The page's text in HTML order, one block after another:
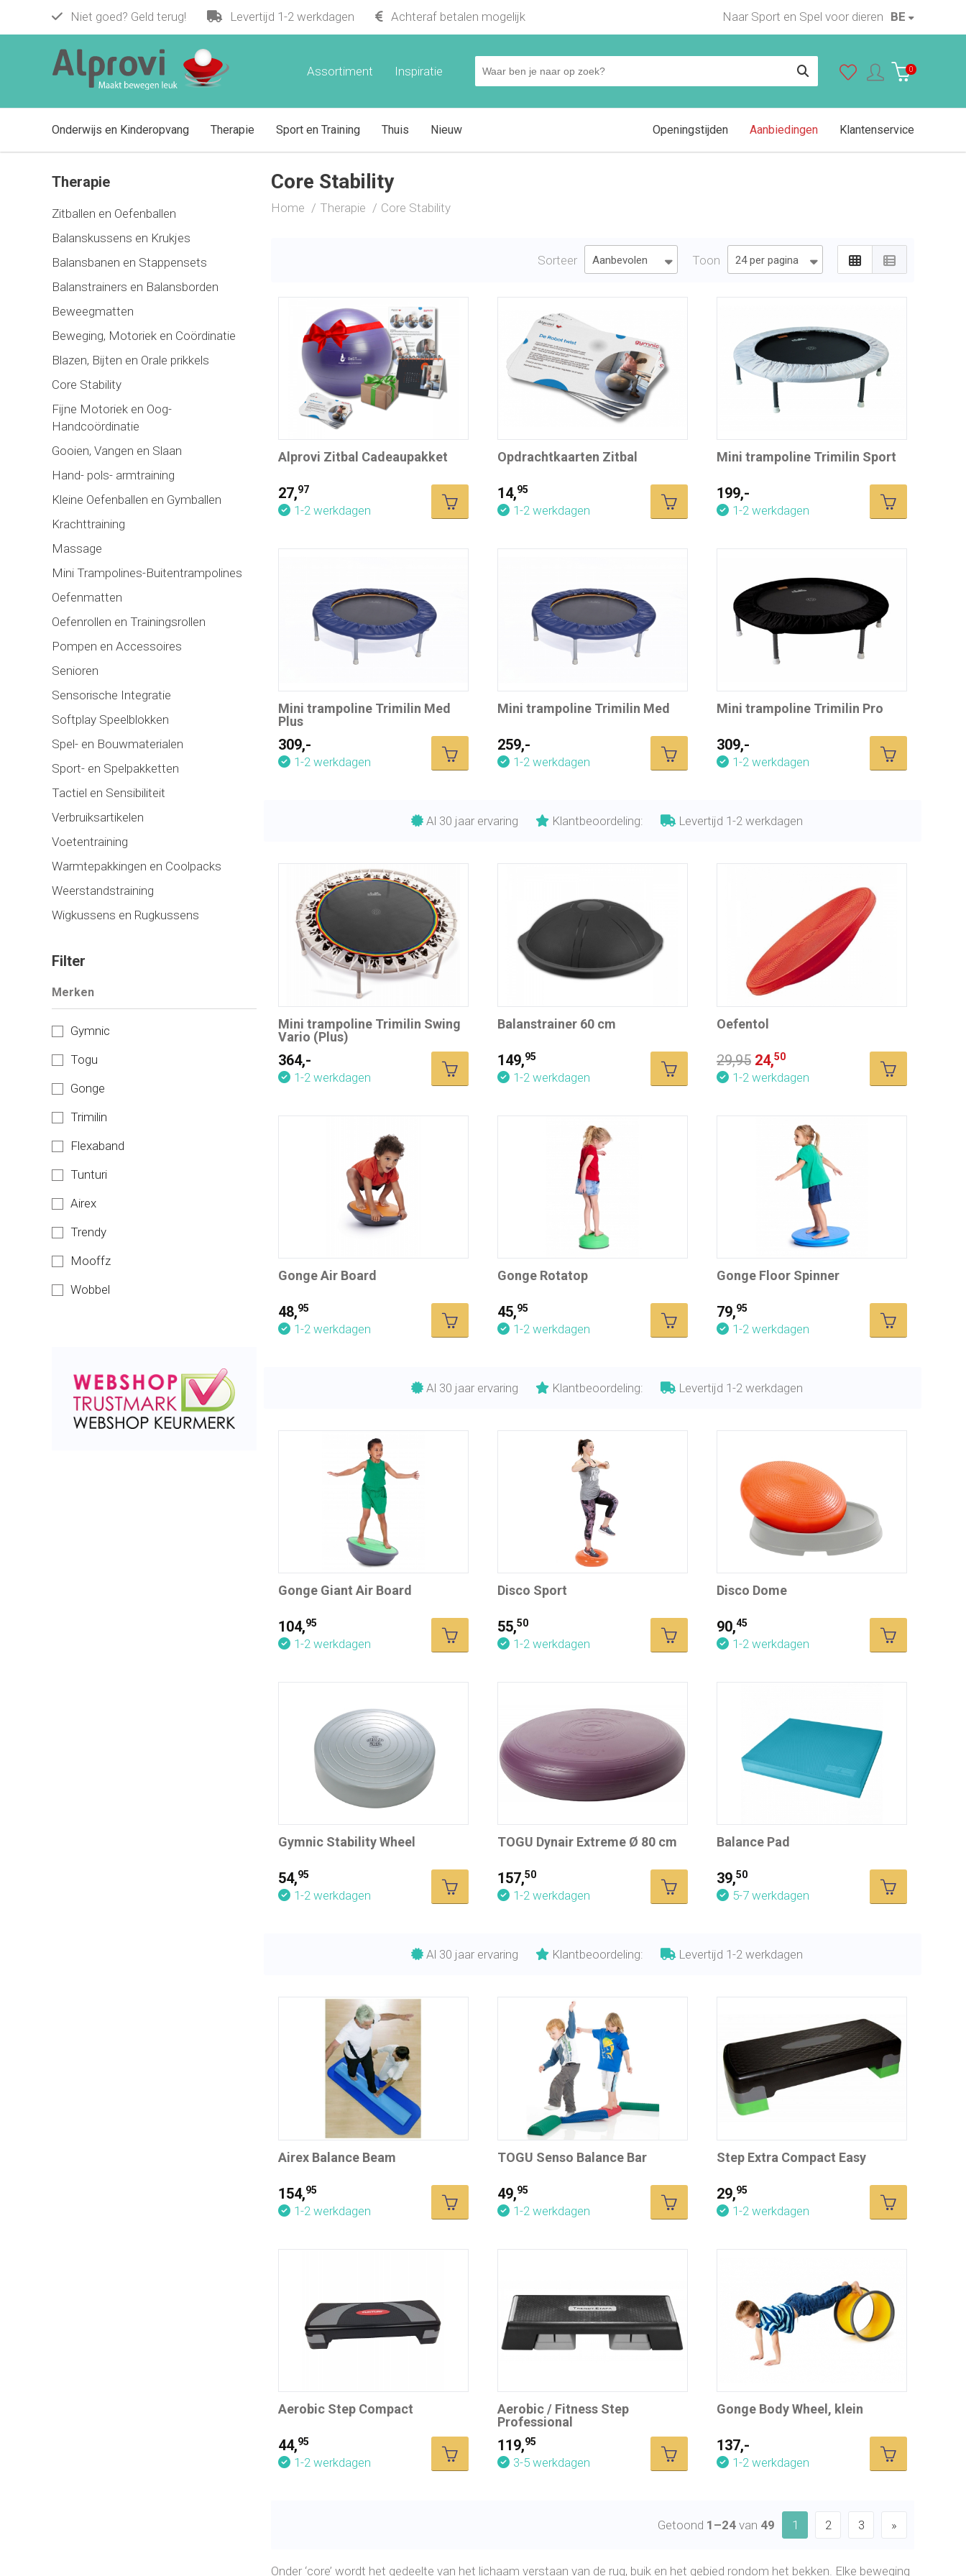
Niet goed? Geld terug! Levertijd 1-2 werkdagen Achteraf betalen mogelijk BE
Naar Sport en Spel voor dieren
0
Inspiratie
Assortiment
Onderwijs en Kinderopvang Therapie Sport en Training Thuis Nieuw Klantenservice
Aanbiedingen
Openingstijden
Core Stability
Home Therapie Core Stability
Toon
Sorteer
Alprovi Zitbal Cadeaupakket
27,97
1-2 werkdagen
Opdrachtkaarten Zitbal
14,95
1-2 werkdagen
Mini trampoline Trimilin Sport
199,-
1-2 werkdagen
Mini trampoline Trimilin Med
Plus
309,-
1-2 werkdagen
Mini trampoline Trimilin Med
259,-
1-2 werkdagen
Mini trampoline Trimilin Pro
309,-
1-2 werkdagen
Al 30 jaar ervaring Klantbeoordeling: Levertijd 1-2 werkdagen
Mini trampoline Trimilin Swing
Vario (Plus)
364,-
1-2 werkdagen
Balanstrainer 60 cm
149,95
1-2 werkdagen
Oefentol
29,95 24,50
1-2 werkdagen
Gonge Air Board
48,95
1-2 werkdagen
Gonge Rotatop
45,95
1-2 werkdagen
Gonge Floor Spinner
79,95
1-2 werkdagen
Al 30 jaar ervaring Klantbeoordeling: Levertijd 1-2 werkdagen
Gonge Giant Air Board
104,95
1-2 werkdagen
Disco Sport
55,50
1-2 werkdagen
Disco Dome
90,45
1-2 werkdagen
Gymnic Stability Wheel
54,95
1-2 werkdagen
TOGU Dynair Extreme Ø 80 cm
157,50
1-2 werkdagen
Balance Pad
39,50
5-7 werkdagen
Al 30 jaar ervaring Klantbeoordeling: Levertijd 1-2 werkdagen
Airex Balance Beam
154,95
1-2 werkdagen
TOGU Senso Balance Bar
49,95
1-2 werkdagen
Step Extra Compact Easy
29,95
1-2 werkdagen
Aerobic Step Compact
44,95
1-2 werkdagen
Aerobic / Fitness Step
Professional
119,95
3-5 werkdagen
Gonge Body Wheel, klein
137,-
1-2 werkdagen
Getoond 1–24 van 49 1 2 3 »
Onder ‘core’ wordt het gedeelte van het lichaam verstaan van de rug, buik en het gebied rondom het bekken. Elke beweging
Therapie
Zitballen en Oefenballen
Balanskussens en Krukjes
Balansbanen en Stappensets
Balanstrainers en Balansborden
Beweegmatten
Beweging, Motoriek en Coördinatie
Blazen, Bijten en Orale prikkels
Core Stability
Fijne Motoriek en Oog-
Handcoördinatie
Gooien, Vangen en Slaan
Hand- pols- armtraining
Kleine Oefenballen en Gymballen
Krachttraining
Massage
Mini Trampolines-Buitentrampolines
Oefenmatten
Oefenrollen en Trainingsrollen
Pompen en Accessoires
Senioren
Sensorische Integratie
Softplay Speelblokken
Spel- en Bouwmaterialen
Sport- en Spelpakketten
Tactiel en Sensibiliteit
Verbruiksartikelen
Voetentraining
Warmtepakkingen en Coolpacks
Weerstandstraining
Wigkussens en Rugkussens
Filter
Merken
Gymnic
Togu
Gonge
Trimilin
Flexaband
Tunturi
Airex
Trendy
Mooffz
Wobbel